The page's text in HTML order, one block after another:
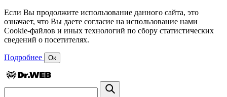
Если Вы продолжите использование данного сайта, это
означает, что Вы даете согласие на использование нами
Cookie-файлов и иных технологий по сбору статистических
сведений о посетителях.
Подробнее Ок